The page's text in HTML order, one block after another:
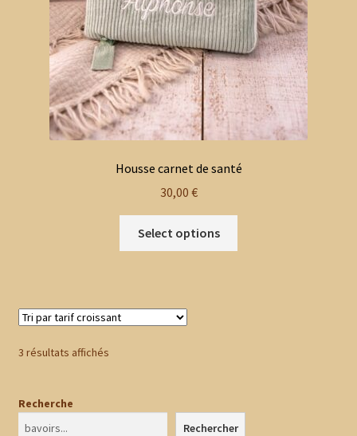
Housse carnet de santé
30,00 €
Select options
3 résultats affichésTrié
Recherche
Rechercher